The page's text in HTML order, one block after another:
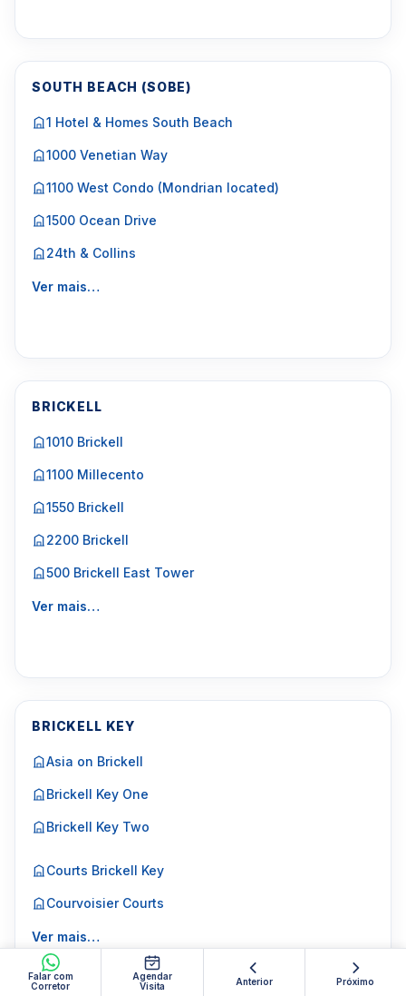
Falar com
Corretor
Agendar
Visita
Anterior Próximo
SOUTH BEACH (SOBE)
1 Hotel & Homes South Beach
1000 Venetian Way
1100 West Condo (Mondrian located)
1500 Ocean Drive
24th & Collins
Ver mais…
BRICKELL
1010 Brickell
1100 Millecento
1550 Brickell
2200 Brickell
500 Brickell East Tower
Ver mais…
BRICKELL KEY
Asia on Brickell
Brickell Key One
Brickell Key Two
Courts Brickell Key
Courvoisier Courts
Ver mais…